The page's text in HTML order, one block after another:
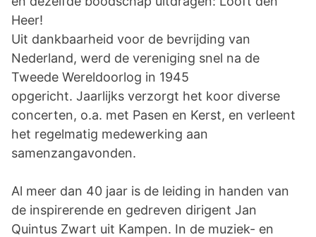
Heer!
Uit dankbaarheid voor de bevrijding van
Nederland, werd de vereniging snel na de
Tweede Wereldoorlog in 1945
opgericht. Jaarlijks verzorgt het koor diverse
concerten, o.a. met Pasen en Kerst, en verleent
het regelmatig medewerking aan
samenzangavonden.
Al meer dan 40 jaar is de leiding in handen van
de inspirerende en gedreven dirigent Jan
Quintus Zwart uit Kampen. In de muziek- en